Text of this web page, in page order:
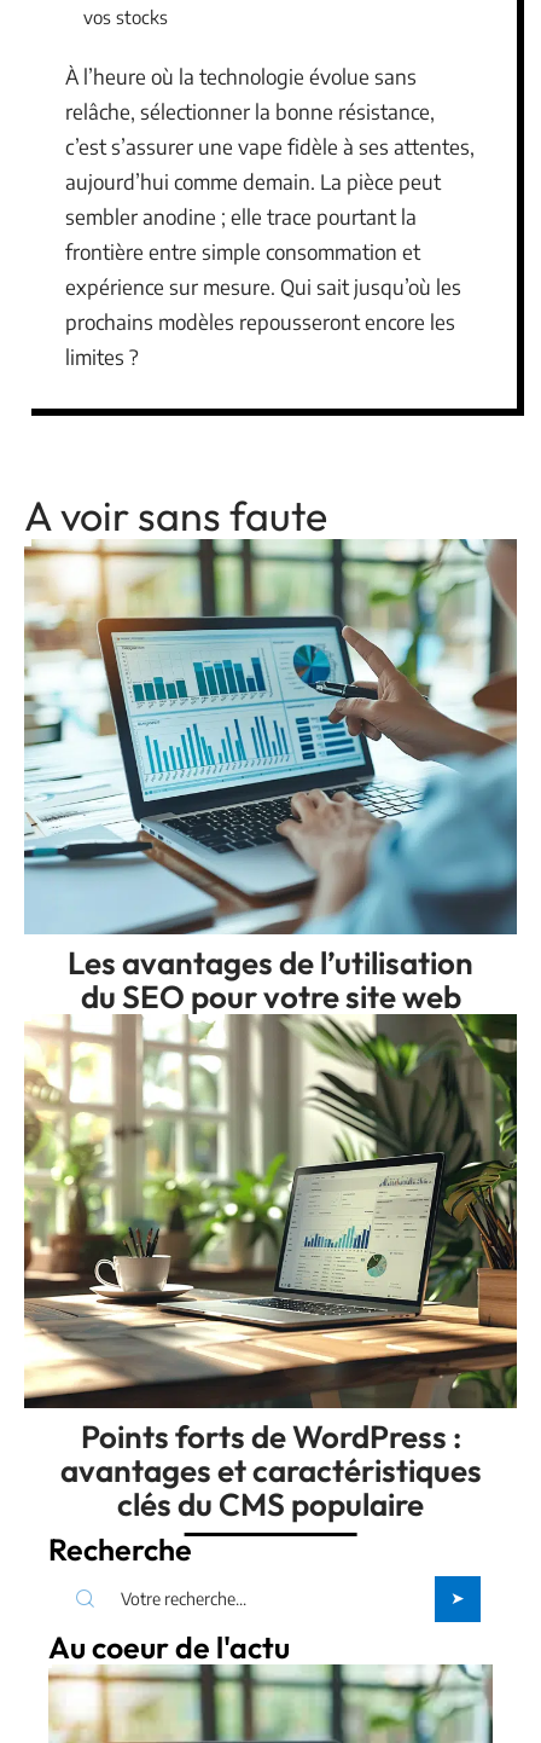
vos stocks
À l’heure où la technologie évolue sans
relâche, sélectionner la bonne résistance,
c’est s’assurer une vape fidèle à ses attentes,
aujourd’hui comme demain. La pièce peut
sembler anodine ; elle trace pourtant la
frontière entre simple consommation et
expérience sur mesure. Qui sait jusqu’où les
prochains modèles repousseront encore les
limites ?
A voir sans faute
Les avantages de l’utilisation
du SEO pour votre site web
Points forts de WordPress :
avantages et caractéristiques
clés du CMS populaire
Recherche
Au coeur de l'actu